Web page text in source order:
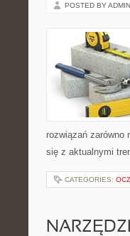
POSTED BY ADMIN
rozwiązań zarówno
się z aktualnymi
CATEGORIES: